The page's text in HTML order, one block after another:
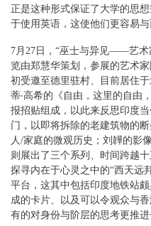
正是这种形式保证了大学的思
于使用英语，这使他们更容易
7月27日，“巫士与异见——艺术
览由郑慧华策划，参展的艺术
初受邀至德里驻村、目前居住
蒂‧高希的《自由，这里的自由
报招贴组成，以此来反思印度
门，以即将拆除的老建筑物的
人/家庭的微观历史；刘韡的影
则展出了三个系列、时间跨越
探寻内在于心灵之中的“西天远
平台，这其中包括印度地铁站
成的卡片、以及可以令观众与
有的对身份与阶层的思考更推